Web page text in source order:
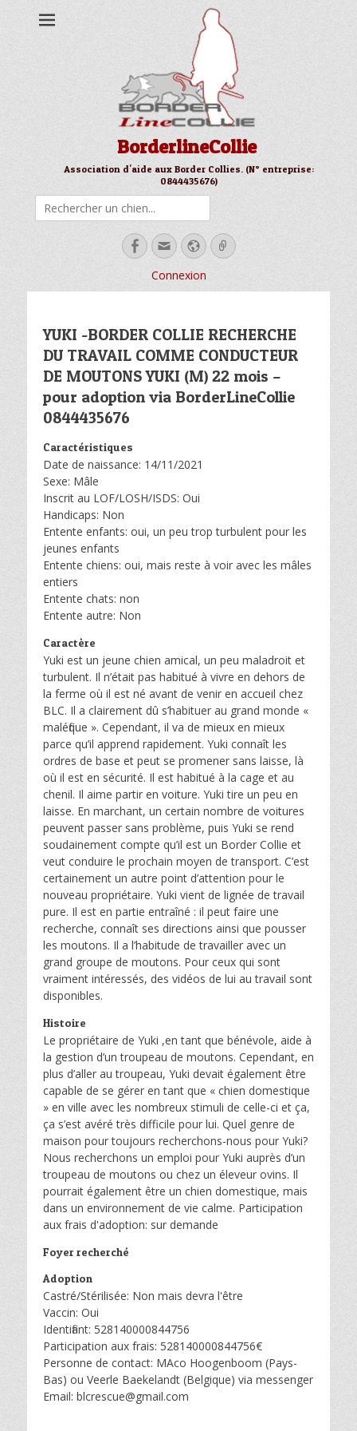
BorderlineCollie
Association d'aide aux Border Collies. (N° entreprise:
0844435676)
Facebook
EmailSite
web
Link
Connexion
YUKI -BORDER COLLIE RECHERCHE
DU TRAVAIL COMME CONDUCTEUR
DE MOUTONS YUKI (M) 22 mois –
pour adoption via BorderLineCollie
0844435676
Caractéristiques
Date de naissance: 14/11/2021
Sexe: Mâle
Inscrit au LOF/LOSH/ISDS: Oui
Handicaps: Non
Entente enfants: oui, un peu trop turbulent pour les
jeunes enfants
Entente chiens: oui, mais reste à voir avec les mâles
entiers
Entente chats: non
Entente autre: Non
Caractère
Yuki est un jeune chien amical, un peu maladroit et
turbulent. Il n’était pas habitué à vivre en dehors de
la ferme où il est né avant de venir en accueil chez
BLC. Il a clairement dû s’habituer au grand monde «
maléfique ». Cependant, il va de mieux en mieux
parce qu’il apprend rapidement. Yuki connaît les
ordres de base et peut se promener sans laisse, là
où il est en sécurité. Il est habitué à la cage et au
chenil. Il aime partir en voiture. Yuki tire un peu en
laisse. En marchant, un certain nombre de voitures
peuvent passer sans problème, puis Yuki se rend
soudainement compte qu’il est un Border Collie et
veut conduire le prochain moyen de transport. C’est
certainement un autre point d’attention pour le
nouveau propriétaire. Yuki vient de lignée de travail
pure. Il est en partie entraîné : il peut faire une
recherche, connaît ses directions ainsi que pousser
les moutons. Il a l’habitude de travailler avec un
grand groupe de moutons. Pour ceux qui sont
vraiment intéressés, des vidéos de lui au travail sont
disponibles.
Histoire
Le propriétaire de Yuki ,en tant que bénévole, aide à
la gestion d’un troupeau de moutons. Cependant, en
plus d’aller au troupeau, Yuki devait également être
capable de se gérer en tant que « chien domestique
» en ville avec les nombreux stimuli de celle-ci et ça,
ça s’est avéré très difficile pour lui. Quel genre de
maison pour toujours recherchons-nous pour Yuki?
Nous recherchons un emploi pour Yuki auprès d’un
troupeau de moutons ou chez un éleveur ovins. Il
pourrait également être un chien domestique, mais
dans un environnement de vie calme. Participation
aux frais d'adoption: sur demande
Foyer recherché
Adoption
Castré/Stérilisée: Non mais devra l'être
Vaccin: Oui
Identifiant: 528140000844756
Participation aux frais: 528140000844756€
Personne de contact: MAco Hoogenboom (Pays-
Bas) ou Veerle Baekelandt (Belgique) via messenger
Email: blcrescue@gmail.com